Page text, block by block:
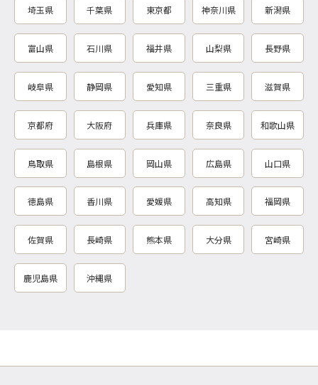
埼玉県 千葉県 東京都 神奈川県 新潟県
富山県 石川県 福井県 山梨県 長野県
岐阜県 静岡県 愛知県 三重県 滋賀県
京都府 大阪府 兵庫県 奈良県 和歌山県
鳥取県 島根県 岡山県 広島県 山口県
徳島県 香川県 愛媛県 高知県 福岡県
佐賀県 長崎県 熊本県 大分県 宮崎県
鹿児島県 沖縄県